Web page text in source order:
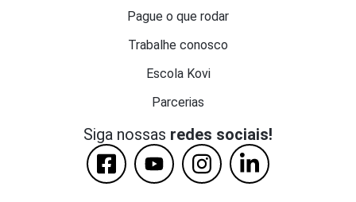
Pague o que rodar
Trabalhe conosco
Escola Kovi
Parcerias
Siga nossas redes sociais!